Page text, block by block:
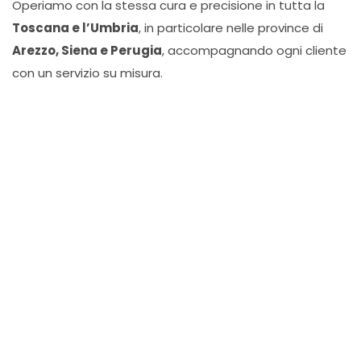
Operiamo con la stessa cura e precisione in tutta la
Toscana e l’Umbria, in particolare nelle province di
Arezzo, Siena e Perugia, accompagnando ogni cliente
con un servizio su misura.